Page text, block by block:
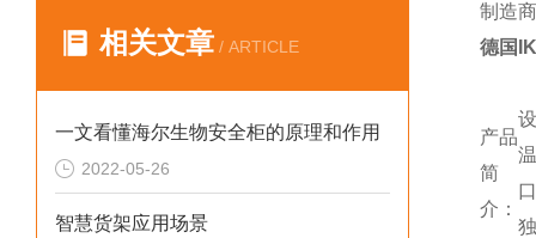
相关文章 / ARTICLE
一文看懂海尔生物安全柜的原理和作用
2022-05-26
智慧货架应用场景
制造
德国
产品
简
介：